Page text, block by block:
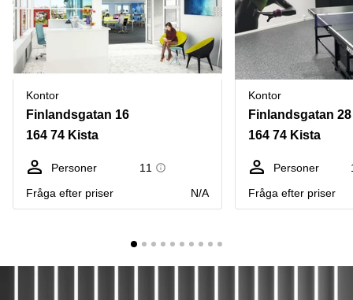
Lagerlokaler
Industrilokaler
Butikslokaler
Verkstad
kontor
Uppsala
Norrköping
Östermalm
Skåne
Vasastan
Kontorshotell
Göteborg
Coworking
Stockholm
Kontorshotell
Malmö
Coworking
Malmö
Lediga
Pris
Logga in
Kontor
Finlandsgatan 16
164 74 Kista
Personer
11
Fråga efter priser
N/A
Kontor
Finlandsgatan 28
164 74 Kista
Personer
Fråga efter priser